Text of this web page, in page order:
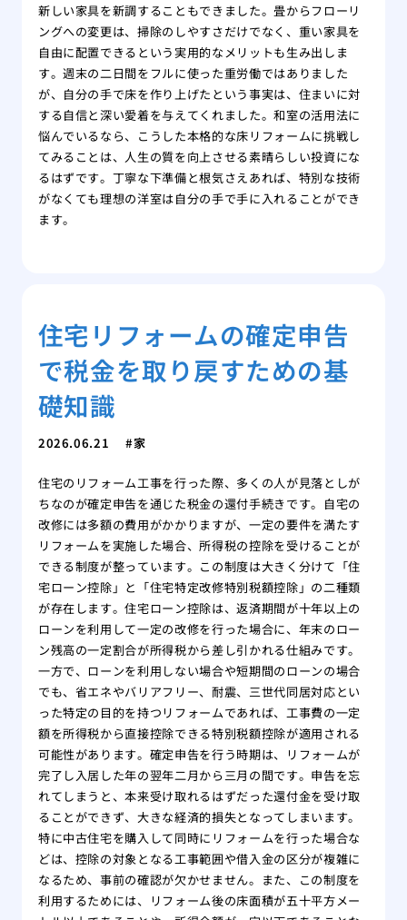
新しい家具を新調することもできました。畳からフローリ
ングへの変更は、掃除のしやすさだけでなく、重い家具を
自由に配置できるという実用的なメリットも生み出しま
す。週末の二日間をフルに使った重労働ではありました
が、自分の手で床を作り上げたという事実は、住まいに対
する自信と深い愛着を与えてくれました。和室の活用法に
悩んでいるなら、こうした本格的な床リフォームに挑戦し
てみることは、人生の質を向上させる素晴らしい投資にな
るはずです。丁寧な下準備と根気さえあれば、特別な技術
がなくても理想の洋室は自分の手で手に入れることができ
ます。
住宅リフォームの確定申告
で税金を取り戻すための基
礎知識
2026.06.21 家
住宅のリフォーム工事を行った際、多くの人が見落としが
ちなのが確定申告を通じた税金の還付手続きです。自宅の
改修には多額の費用がかかりますが、一定の要件を満たす
リフォームを実施した場合、所得税の控除を受けることが
できる制度が整っています。この制度は大きく分けて「住
宅ローン控除」と「住宅特定改修特別税額控除」の二種類
が存在します。住宅ローン控除は、返済期間が十年以上の
ローンを利用して一定の改修を行った場合に、年末のロー
ン残高の一定割合が所得税から差し引かれる仕組みです。
一方で、ローンを利用しない場合や短期間のローンの場合
でも、省エネやバリアフリー、耐震、三世代同居対応とい
った特定の目的を持つリフォームであれば、工事費の一定
額を所得税から直接控除できる特別税額控除が適用される
可能性があります。確定申告を行う時期は、リフォームが
完了し入居した年の翌年二月から三月の間です。申告を忘
れてしまうと、本来受け取れるはずだった還付金を受け取
ることができず、大きな経済的損失となってしまいます。
特に中古住宅を購入して同時にリフォームを行った場合な
どは、控除の対象となる工事範囲や借入金の区分が複雑に
なるため、事前の確認が欠かせません。また、この制度を
利用するためには、リフォーム後の床面積が五十平方メー